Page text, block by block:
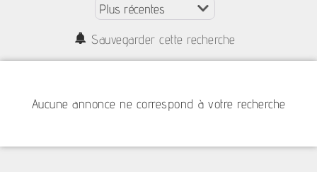
Sauvegarder cette recherche
Aucune annonce ne correspond à votre recherche